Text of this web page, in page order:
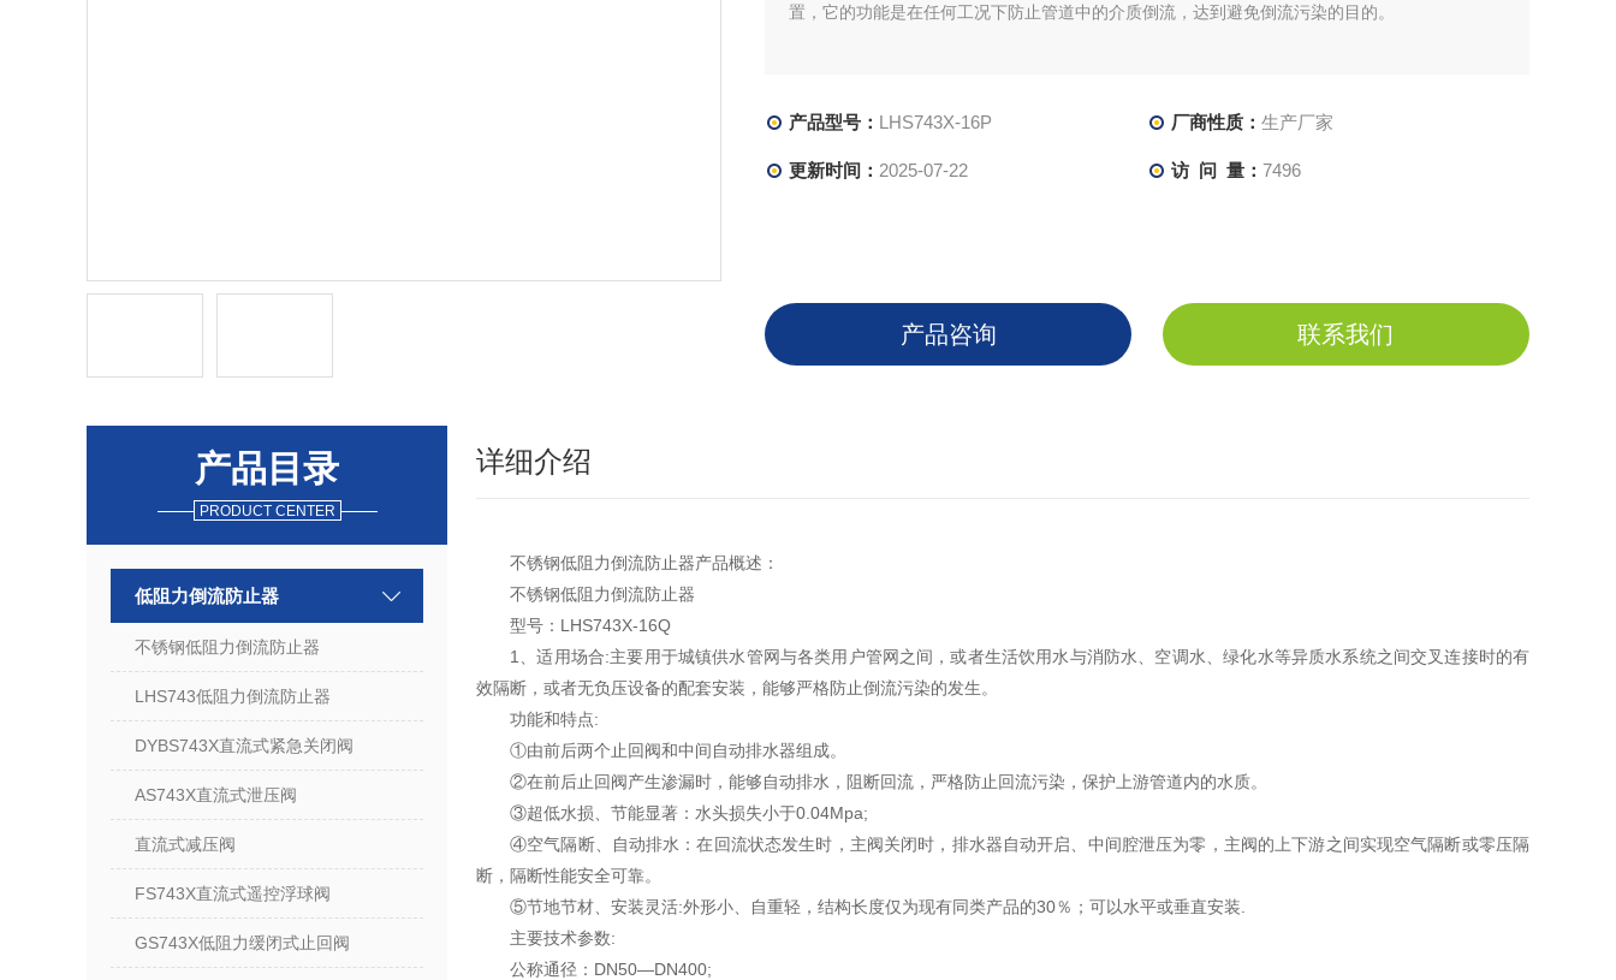
置，它的功能是在任何工况下防止管道中的介质倒流，达到避免倒流污染的目的。
产品型号： LHS743X-16P 厂商性质： 生产厂家
更新时间： 2025-07-22 访 问 量： 7496
产品咨询 联系我们
产品目录
PRODUCT CENTER
低阻力倒流防止器
不锈钢低阻力倒流防止器
LHS743低阻力倒流防止器
DYBS743X直流式紧急关闭阀
AS743X直流式泄压阀
直流式减压阀
FS743X直流式遥控浮球阀
GS743X低阻力缓闭式止回阀
详细介绍
不锈钢低阻力倒流防止器产品概述：
不锈钢低阻力倒流防止器
型号：LHS743X-16Q
1、适用场合:主要用于城镇供水管网与各类用户管网之间，或者生活饮用水与消防水、空调水、绿化水等异质水系统之间交叉连接时的有
效隔断，或者无负压设备的配套安装，能够严格防止倒流污染的发生。
功能和特点:
①由前后两个止回阀和中间自动排水器组成。
②在前后止回阀产生渗漏时，能够自动排水，阻断回流，严格防止回流污染，保护上游管道内的水质。
③超低水损、节能显著：水头损失小于0.04Mpa;
④空气隔断、自动排水：在回流状态发生时，主阀关闭时，排水器自动开启、中间腔泄压为零，主阀的上下游之间实现空气隔断或零压隔
断，隔断性能安全可靠。
⑤节地节材、安装灵活:外形小、自重轻，结构长度仅为现有同类产品的30％；可以水平或垂直安装.
主要技术参数:
公称通径：DN50—DN400;